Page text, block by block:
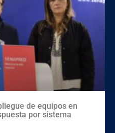
de equipos en
por sistema